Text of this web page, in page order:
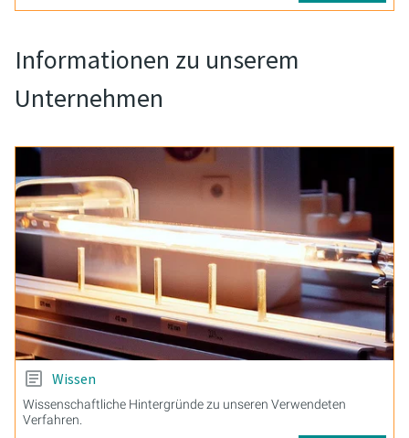
Informationen zu unserem
Unternehmen
Wissen
Wissenschaftliche Hintergründe zu unseren Verwendeten
Verfahren.